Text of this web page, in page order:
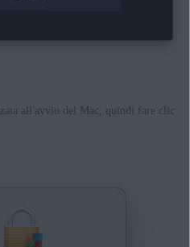
all'avvio del Mac, quindi fare clic